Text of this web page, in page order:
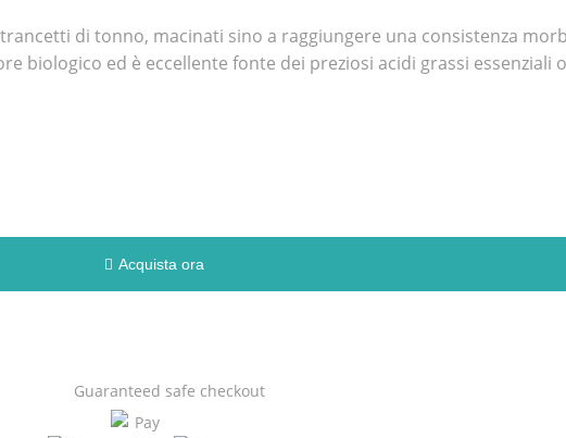
di tonno, macinati sino a raggiungere una consistenza
biologico ed è eccellente fonte dei preziosi acidi grassi essenziali
Acquista ora
Guaranteed safe checkout